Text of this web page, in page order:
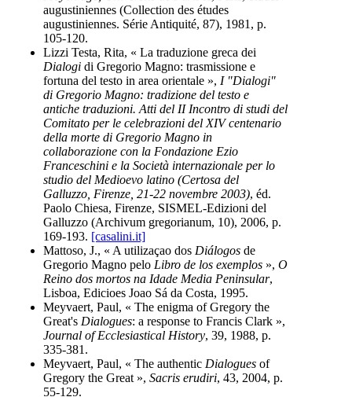
augustiniennes (Collection des études
augustiniennes. Série Antiquité, 87), 1981, p.
105-120.
Lizzi Testa, Rita, « La traduzione greca dei
Dialogi di Gregorio Magno: trasmissione e
fortuna del testo in area orientale », I "Dialogi"
di Gregorio Magno: tradizione del testo e
antiche traduzioni. Atti del II Incontro di studi del
Comitato per le celebrazioni del XIV centenario
della morte di Gregorio Magno in
collaborazione con la Fondazione Ezio
Franceschini e la Società internazionale per lo
studio del Medioevo latino (Certosa del
Galluzzo, Firenze, 21-22 novembre 2003), éd.
Paolo Chiesa, Firenze, SISMEL-Edizioni del
Galluzzo (Archivum gregorianum, 10), 2006, p.
169-193. [casalini.it]
Mattoso, J., « A utilizaçao dos Diálogos de
Gregorio Magno pelo Libro de los exemplos », O
Reino dos mortos na Idade Media Peninsular,
Lisboa, Edicioes Joao Sá da Costa, 1995.
Meyvaert, Paul, « The enigma of Gregory the
Great's Dialogues: a response to Francis Clark »,
Journal of Ecclesiastical History, 39, 1988, p.
335-381.
Meyvaert, Paul, « The authentic Dialogues of
Gregory the Great », Sacris erudiri, 43, 2004, p.
55-129.